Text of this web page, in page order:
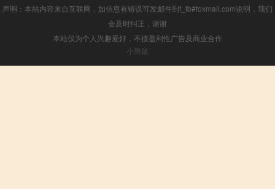
声明：本站内容来自互联网，如信息有错误可发邮件到f_fb#foxmail.com说明，我们
会及时纠正，谢谢
本站仅为个人兴趣爱好，不接盈利性广告及商业合作
小男孩